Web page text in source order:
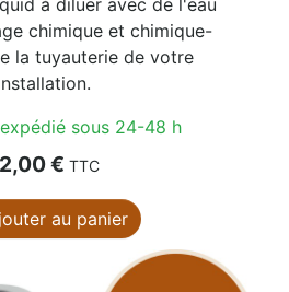
chimique et chimique-
la tuyauterie de votre
sous 24-48 h
€ TTC
au panier